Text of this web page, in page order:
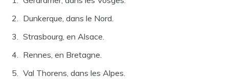
Dunkerque, dans le Nord.
Strasbourg, en Alsace.
Rennes, en Bretagne.
Val Thorens, dans les Alpes.